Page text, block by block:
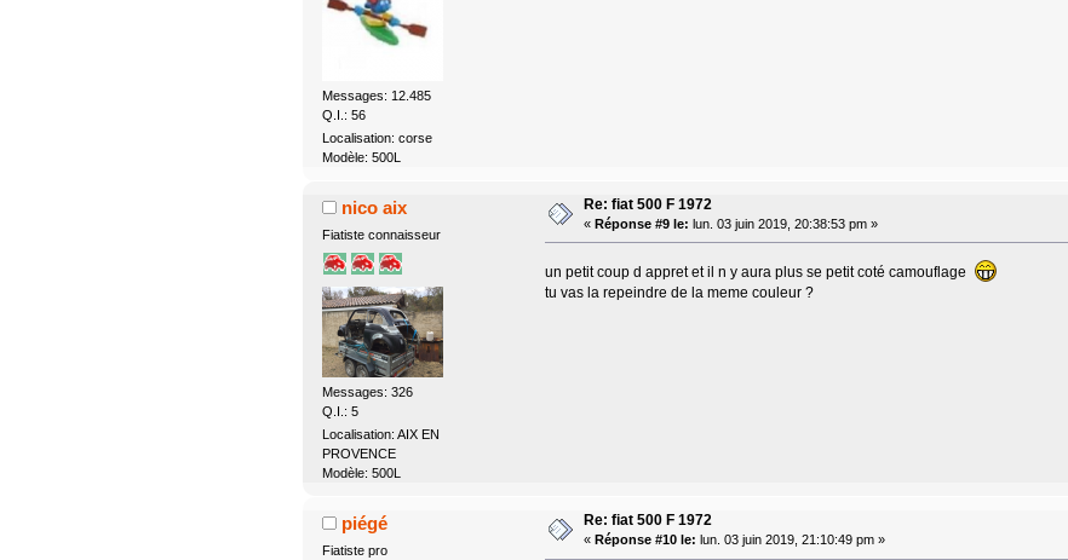
Messages: 12.485
Q.I.: 56
Localisation: corse
Modèle: 500L
nico aix
Fiatiste connaisseur
Messages: 326
Q.I.: 5
Localisation: AIX EN
PROVENCE
Modèle: 500L
Re: fiat 500 F 1972
« Réponse #9 le: lun. 03 juin 2019, 20:38:53 pm »
un petit coup d appret et il n y aura plus se petit coté camouflage
tu vas la repeindre de la meme couleur ?
piégé
Fiatiste pro
Re: fiat 500 F 1972
« Réponse #10 le: lun. 03 juin 2019, 21:10:49 pm »